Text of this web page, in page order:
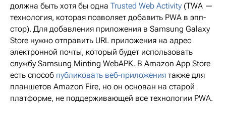
должна быть хотя бы одна Trusted Web Activity (TWA —
технология, которая позволяет добавить PWA в эпп-
стор). Для добавления приложения в Samsung Galaxy
Store нужно отправить URL приложения на адрес
электронной почты, который будет использовать
службу Samsung Minting WebAPK. В Amazon App Store
есть способ публиковать веб-приложения также для
планшетов Amazon Fire, но он основан на старой
платформе, не поддерживающей все технологии PWA.